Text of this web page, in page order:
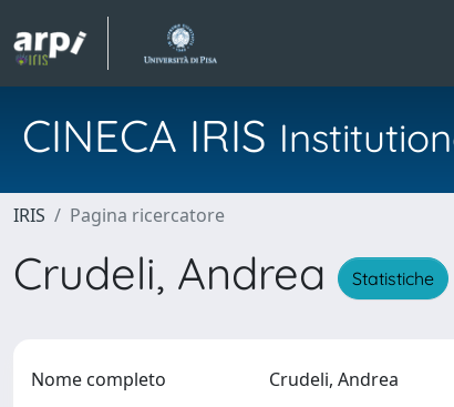
CINECA IRIS
IRIS Pagina ricercatore
Crudeli, Andrea Statistiche
Nome completo Crudeli, Andrea